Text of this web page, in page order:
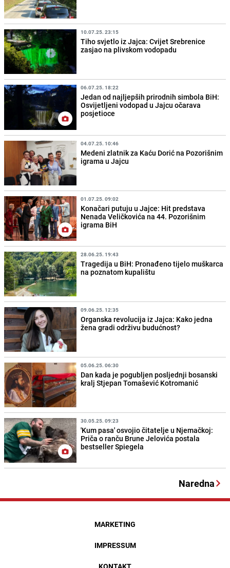
10.07.25. 23:15
Tiho svjetlo iz Jajca: Cvijet Srebrenice
zasjao na plivskom vodopadu
06.07.25. 18:22
Jedan od najljepših prirodnih simbola BiH:
Osvijetljeni vodopad u Jajcu očarava
posjetioce
04.07.25. 10:46
Medeni zlatnik za Kaću Dorić na Pozorišnim
igrama u Jajcu
01.07.25. 09:02
Konačari putuju u Jajce: Hit predstava
Nenada Veličkovića na 44. Pozorišnim
igrama BiH
28.06.25. 19:43
Tragedija u BiH: Pronađeno tijelo muškarca
na poznatom kupalištu
09.06.25. 12:35
Organska revolucija iz Jajca: Kako jedna
žena gradi održivu budućnost?
05.06.25. 06:30
Dan kada je pogubljen posljednji bosanski
kralj Stjepan Tomašević Kotromanić
30.05.25. 09:23
'Kum pasa' osvojio čitatelje u Njemačkoj:
Priča o ranču Brune Jelovića postala
bestseller Spiegela
Naredna
MARKETING
IMPRESSUM